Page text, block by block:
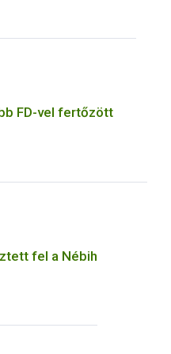
FD-vel fertőzött
fel a Nébih